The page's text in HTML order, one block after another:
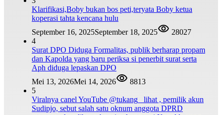
Klarifikasi,Boby bukan bos peti,teryata Boby ketua
koperasi tahta kencana hulu
September 16, 2025September 18, 2025
28027
4
Surat DPO Diduga Formalitas, publik berharap propam
dan Kapolda yang baru periksa si penerbit surat serta
Aph diduga lepaskan DPO
Mei 13, 2026Mei 14, 2026
8813
5
Viralnya canel YouTube @tukang_ lihat , pemilik akun
Sudipjo, sebut salah satu oknum anggota DPRD